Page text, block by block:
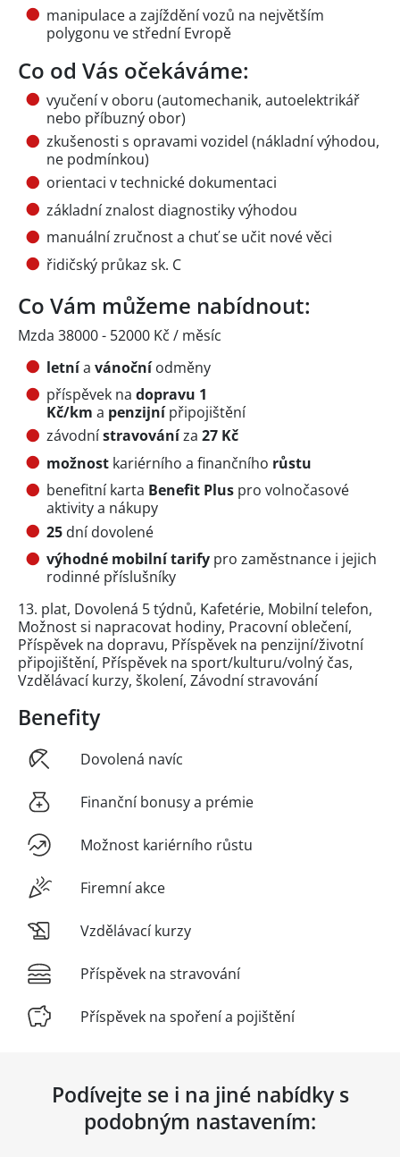
manipulace a zajíždění vozů na největším
polygonu ve střední Evropě
Co od Vás očekáváme:
vyučení v oboru (automechanik, autoelektrikář
nebo příbuzný obor)
zkušenosti s opravami vozidel (nákladní výhodou,
ne podmínkou)
orientaci v technické dokumentaci
základní znalost diagnostiky výhodou
manuální zručnost a chuť se učit nové věci
řidičský průkaz sk. C
Co Vám můžeme nabídnout:
Mzda 38000 - 52000 Kč / měsíc
letnía vánočníodměny
příspěvek na dopravu 1
Kč/km a penzijnípřipojištění
závodnístravováníza 27 Kč
možnost kariérního a finančního růstu
benefitní karta Benefit Plus pro volnočasové
aktivity a nákupy
25 dní dovolené
výhodné mobilní tarify pro zaměstnance i jejich
rodinné příslušníky
13. plat, Dovolená 5 týdnů, Kafetérie, Mobilní telefon,
Možnost si napracovat hodiny, Pracovní oblečení,
Příspěvek na dopravu, Příspěvek na penzijní/životní
připojištění, Příspěvek na sport/kulturu/volný čas,
Vzdělávací kurzy, školení, Závodní stravování
Benefity
Dovolená navíc
Finanční bonusy a prémie
Možnost kariérního růstu
Firemní akce
Vzdělávací kurzy
Příspěvek na stravování
Příspěvek na spoření a pojištění
Podívejte se i na jiné nabídky s
podobným nastavením: